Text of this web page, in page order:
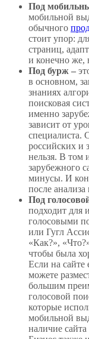
Под
мобильной
обычного
стоит упор:
страниц,
и конечно же,
Под бурж –
в основном,
знаниях
поисковая
именно
зависит от
специалиста.
российских и
нельзя. В том
зарубежного
минусы. И
после анализа
Под
подходит для
голосовыми
или Гугл
«Как?»,
чтобы была
Если на сайте
можете
большим
голосовой
которые
мобильной
наличие